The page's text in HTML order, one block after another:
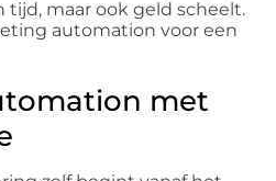
maar ook geld scheelt.
automation voor een
met